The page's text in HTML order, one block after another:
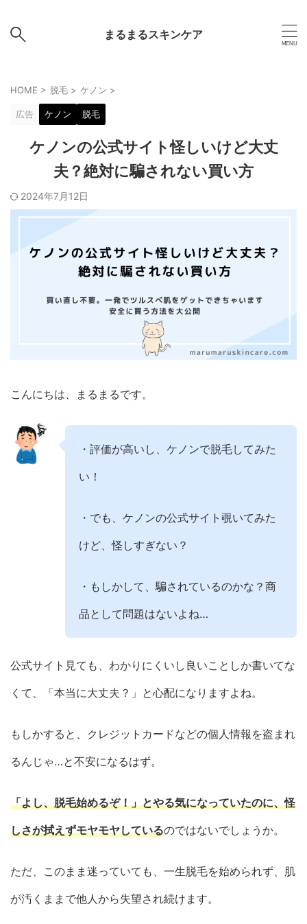
まるまるスキンケア
HOME > 脱毛 > ケノン >
広告 ケノン 脱毛
ケノンの公式サイト怪しいけど大丈
夫？絶対に騙されない買い方
2024年7月12日
こんにちは、まるまるです。
・評価が高いし、ケノンで脱毛してみた
い！
・でも、ケノンの公式サイト覗いてみた
けど、怪しすぎない？
・もしかして、騙されているのかな？商
品として問題はないよね…
公式サイト見ても、わかりにくいし良いことしか書いてな
くて、「本当に大丈夫？」と心配になりますよね。
もしかすると、クレジットカードなどの個人情報を盗まれ
るんじゃ…と不安になるはず。
「よし、脱毛始めるぞ！」とやる気になっていたのに、怪
しさが拭えずモヤモヤしているのではないでしょうか。
ただ、このまま迷っていても、一生脱毛を始められず、肌
が汚くままで他人から失望され続けます。